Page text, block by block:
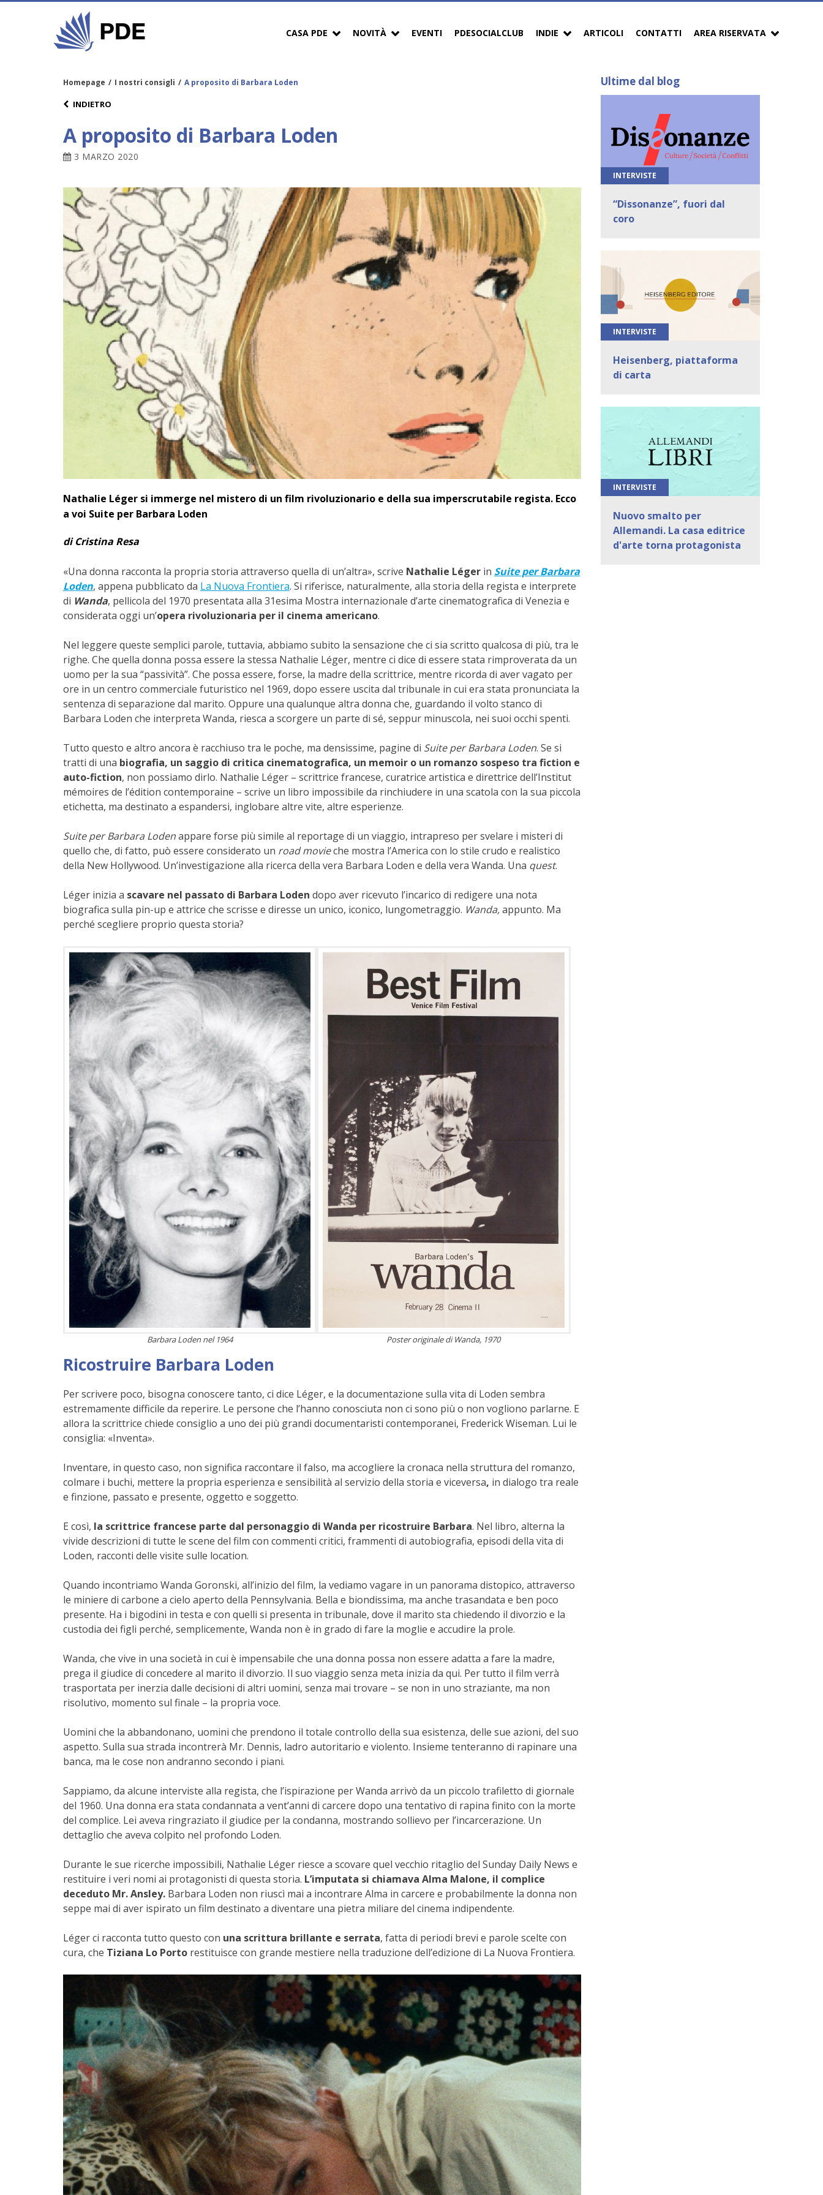
CASA PDE NOVITÀ EVENTI PDESOCIALCLUB INDIE ARTICOLI CONTATTI AREA RISERVATA
Homepage / I nostri consigli / A proposito di Barbara Loden
INDIETRO
A proposito di Barbara Loden
3 MARZO 2020
Nathalie Léger si immerge nel mistero di un film rivoluzionario e della sua imperscrutabile regista. Ecco
a voi Suite per Barbara Loden
di Cristina Resa
«Una donna racconta la propria storia attraverso quella di un’altra», scrive Nathalie Léger in Suite per Barbara
Loden, appena pubblicato da La Nuova Frontiera. Si riferisce, naturalmente, alla storia della regista e interprete
di Wanda, pellicola del 1970 presentata alla 31esima Mostra internazionale d’arte cinematografica di Venezia e
considerata oggi un’opera rivoluzionaria per il cinema americano.
Nel leggere queste semplici parole, tuttavia, abbiamo subito la sensazione che ci sia scritto qualcosa di più, tra le
righe. Che quella donna possa essere la stessa Nathalie Léger, mentre ci dice di essere stata rimproverata da un
uomo per la sua “passività”. Che possa essere, forse, la madre della scrittrice, mentre ricorda di aver vagato per
ore in un centro commerciale futuristico nel 1969, dopo essere uscita dal tribunale in cui era stata pronunciata la
sentenza di separazione dal marito. Oppure una qualunque altra donna che, guardando il volto stanco di
Barbara Loden che interpreta Wanda, riesca a scorgere un parte di sé, seppur minuscola, nei suoi occhi spenti.
Tutto questo e altro ancora è racchiuso tra le poche, ma densissime, pagine di Suite per Barbara Loden. Se si
tratti di una biografia, un saggio di critica cinematografica, un memoir o un romanzo sospeso tra fiction e
auto-fiction, non possiamo dirlo. Nathalie Léger – scrittrice francese, curatrice artistica e direttrice dell’Institut
mémoires de l’édition contemporaine – scrive un libro impossibile da rinchiudere in una scatola con la sua piccola
etichetta, ma destinato a espandersi, inglobare altre vite, altre esperienze.
Suite per Barbara Lodenappare forse più simile al reportage di un viaggio, intrapreso per svelare i misteri di
quello che, di fatto, può essere considerato un road movieche mostra l’America con lo stile crudo e realistico
della New Hollywood. Un’investigazione alla ricerca della vera Barbara Loden e della vera Wanda. Una quest.
Léger inizia a scavare nel passato di Barbara Loden dopo aver ricevuto l’incarico di redigere una nota
biografica sulla pin-up e attrice che scrisse e diresse un unico, iconico, lungometraggio. Wanda,appunto. Ma
perché scegliere proprio questa storia?
Barbara Loden nel 1964 Poster originale di Wanda, 1970
Ricostruire Barbara Loden
Per scrivere poco, bisogna conoscere tanto, ci dice Léger, e la documentazione sulla vita di Loden sembra
estremamente difficile da reperire. Le persone che l’hanno conosciuta non ci sono più o non vogliono parlarne. E
allora la scrittrice chiede consiglio a uno dei più grandi documentaristi contemporanei, Frederick Wiseman. Lui le
consiglia: «Inventa».
Inventare, in questo caso, non significa raccontare il falso, ma accogliere la cronaca nella struttura del romanzo,
colmare i buchi, mettere la propria esperienza e sensibilità al servizio della storia e viceversa, in dialogo tra reale
e finzione, passato e presente, oggetto e soggetto.
E così, la scrittrice francese parte dal personaggio di Wanda per ricostruire Barbara. Nel libro, alterna la
vivide descrizioni di tutte le scene del film con commenti critici, frammenti di autobiografia, episodi della vita di
Loden, racconti delle visite sulle location.
Quando incontriamo Wanda Goronski, all’inizio del film, la vediamo vagare in un panorama distopico, attraverso
le miniere di carbone a cielo aperto della Pennsylvania. Bella e biondissima, ma anche trasandata e ben poco
presente. Ha i bigodini in testa e con quelli si presenta in tribunale, dove il marito sta chiedendo il divorzio e la
custodia dei figli perché, semplicemente, Wanda non è in grado di fare la moglie e accudire la prole.
Wanda, che vive in una società in cui è impensabile che una donna possa non essere adatta a fare la madre,
prega il giudice di concedere al marito il divorzio. Il suo viaggio senza meta inizia da qui. Per tutto il film verrà
trasportata per inerzia dalle decisioni di altri uomini, senza mai trovare – se non in uno straziante, ma non
risolutivo, momento sul finale – la propria voce.
Uomini che la abbandonano, uomini che prendono il totale controllo della sua esistenza, delle sue azioni, del suo
aspetto. Sulla sua strada incontrerà Mr. Dennis, ladro autoritario e violento. Insieme tenteranno di rapinare una
banca, ma le cose non andranno secondo i piani.
Sappiamo, da alcune interviste alla regista, che l’ispirazione per Wanda arrivò da un piccolo trafiletto di giornale
del 1960. Una donna era stata condannata a vent’anni di carcere dopo una tentativo di rapina finito con la morte
del complice. Lei aveva ringraziato il giudice per la condanna, mostrando sollievo per l’incarcerazione. Un
dettaglio che aveva colpito nel profondo Loden.
Durante le sue ricerche impossibili, Nathalie Léger riesce a scovare quel vecchio ritaglio del Sunday Daily News e
restituire i veri nomi ai protagonisti di questa storia. L’imputata si chiamava Alma Malone, il complice
deceduto Mr. Ansley. Barbara Loden non riuscì mai a incontrare Alma in carcere e probabilmente la donna non
seppe mai di aver ispirato un film destinato a diventare una pietra miliare del cinema indipendente.
Léger ci racconta tutto questo con una scrittura brillante e serrata, fatta di periodi brevi e parole scelte con
cura, che Tiziana Lo Porto restituisce con grande mestiere nella traduzione dell’edizione di La Nuova Frontiera.
Ultime dal blog
INTERVISTE
“Dissonanze”, fuori dal
coro
INTERVISTE
Heisenberg, piattaforma
di carta
INTERVISTE
Nuovo smalto per
Allemandi. La casa editrice
d'arte torna protagonista